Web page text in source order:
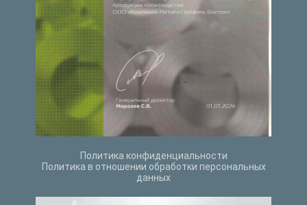
Политика конфиденциальности
Политика в отношении обработки персональных
данных